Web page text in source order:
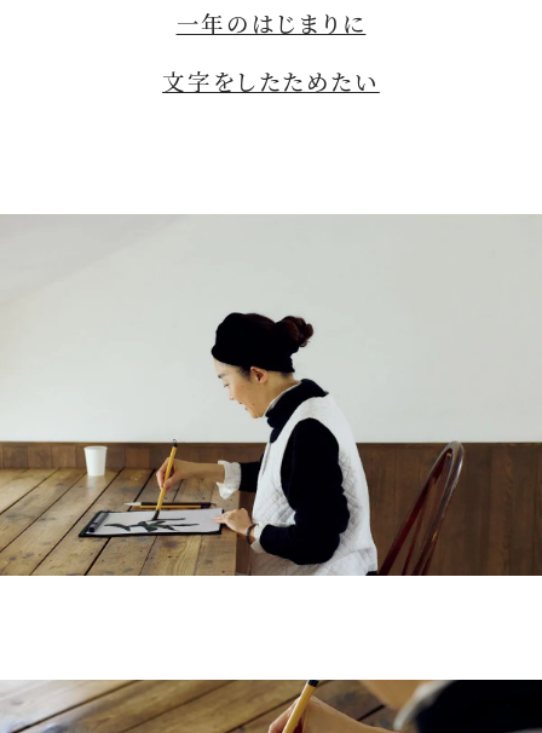
一年のはじまりに
文字をしたためたい